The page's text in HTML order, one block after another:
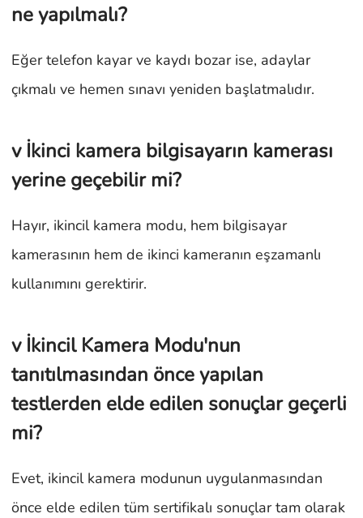
ne yapılmalı?
Eğer telefon kayar ve kaydı bozar ise, adaylar
çıkmalı ve hemen sınavı yeniden başlatmalıdır.
v İkinci kamera bilgisayarın kamerası
yerine geçebilir mi?
Hayır, ikincil kamera modu, hem bilgisayar
kamerasının hem de ikinci kameranın eşzamanlı
kullanımını gerektirir.
v İkincil Kamera Modu'nun
tanıtılmasından önce yapılan
testlerden elde edilen sonuçlar geçerli
mi?
Evet, ikincil kamera modunun uygulanmasından
önce elde edilen tüm sertifikalı sonuçlar tam olarak